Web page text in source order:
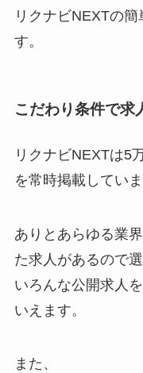
リクナビNEXTの
す。
こだわり条件で求
リクナビNEXTは5
を常時掲載していま
ありとあらゆる業
た求人があるので
いろんな公開求人
いえます。
また、